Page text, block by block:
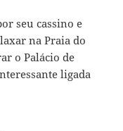
seu cassino e
na Praia do
o Palácio de
ligada